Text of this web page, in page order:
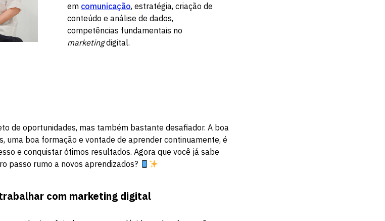
em comunicação, estratégia, criação de
conteúdo e análise de dados,
competências fundamentais no
marketingdigital.
de oportunidades, mas também bastante desafiador. A boa
uma boa formação e vontade de aprender continuamente, é
e conquistar ótimos resultados. Agora que você já sabe
passo rumo a novos aprendizados?
com marketing digital